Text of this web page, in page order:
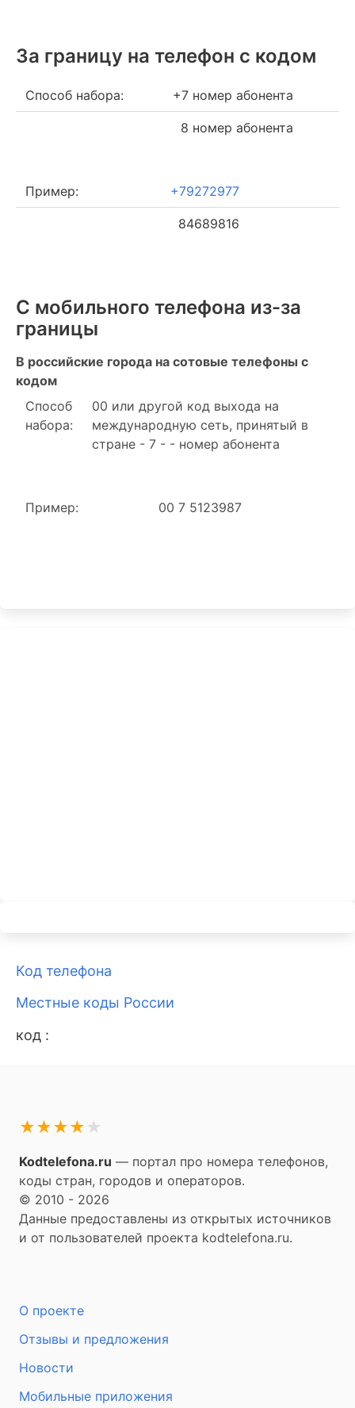
За границу на телефон c кодом
Способ набора: +7 номер абонента
8 номер абонента
Пример: +79272977
84689816
С мобильного телефона из-за
границы
В российские города на сотовые телефоны с
кодом
Способ
набора:
00 или другой код выхода на
международную сеть, принятый в
стране - 7 - - номер абонента
Пример: 00 7 5123987
Код телефона
Местные коды России
код :
★
★
★
★
★
Kodtelefona.ru — портал про номера телефонов,
коды стран, городов и операторов.
© 2010 - 2026
Данные предоставлены из открытых источников
и от пользователей проекта kodtelefona.ru.
О проекте
Отзывы и предложения
Новости
Мобильные приложения